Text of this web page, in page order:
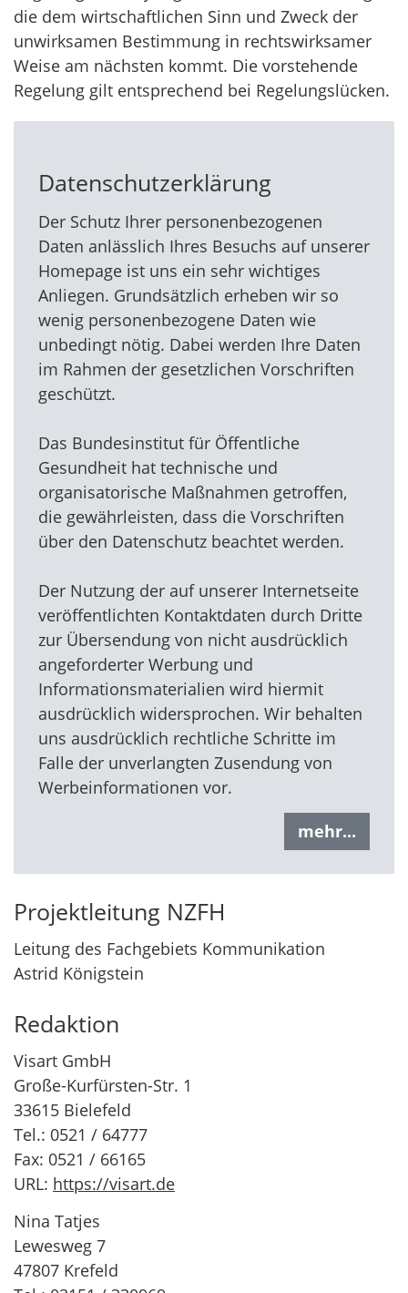
die dem wirtschaftlichen Sinn und Zweck der
unwirksamen Bestimmung in rechtswirksamer
Weise am nächsten kommt. Die vorstehende
Regelung gilt entsprechend bei Regelungslücken.
Datenschutzerklärung
Der Schutz Ihrer personenbezogenen
Daten anlässlich Ihres Besuchs auf unserer
Homepage ist uns ein sehr wichtiges
Anliegen. Grundsätzlich erheben wir so
wenig personenbezogene Daten wie
unbedingt nötig. Dabei werden Ihre Daten
im Rahmen der gesetzlichen Vorschriften
geschützt.
Das Bundesinstitut für Öffentliche
Gesundheit hat technische und
organisatorische Maßnahmen getroffen,
die gewährleisten, dass die Vorschriften
über den Datenschutz beachtet werden.
Der Nutzung der auf unserer Internetseite
veröffentlichten Kontaktdaten durch Dritte
zur Übersendung von nicht ausdrücklich
angeforderter Werbung und
Informationsmaterialien wird hiermit
ausdrücklich widersprochen. Wir behalten
uns ausdrücklich rechtliche Schritte im
Falle der unverlangten Zusendung von
Werbeinformationen vor.
mehr...
Projektleitung NZFH
Leitung des Fachgebiets Kommunikation
Astrid Königstein
Redaktion
Visart GmbH
Große-Kurfürsten-Str. 1
33615 Bielefeld
Tel.: 0521 / 64777
Fax: 0521 / 66165
URL: https://visart.de
Nina Tatjes
Lewesweg 7
47807 Krefeld